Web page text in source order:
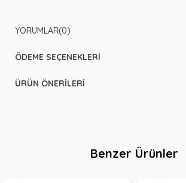
YORUMLAR(0)
ÖDEME SEÇENEKLERI
ÜRÜN ÖNERILERI
Benzer Ürünler